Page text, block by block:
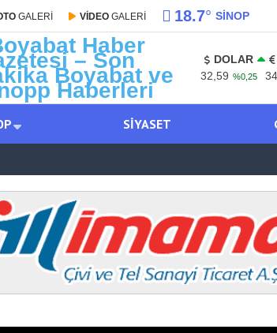
GALERİ VİDEO GALERİ 18.7° SINOP
DOLAR
32,59 %0,25
SIYASET